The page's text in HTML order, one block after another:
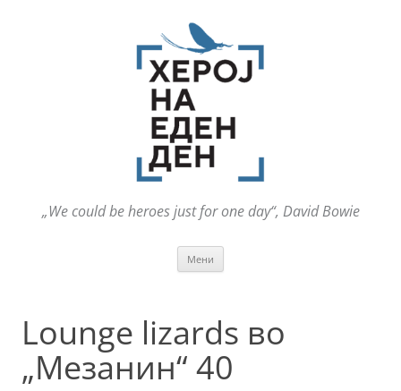
„We could be heroes just for one day“, David Bowie
Мени
Lounge lizards во
„Мезанин“ 40